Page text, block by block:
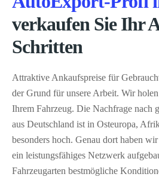
verkaufen Sie Ihr
Schritten
Attraktive Ankaufspreise für
der Grund für unsere Arbeit. Wir holen
Ihrem Fahrzeug. Die Nachfrage nach
aus Deutschland ist in Osteuropa,
besonders hoch. Genau dort haben
ein leistungsfähiges Netzwerk
Fahrzeugarten bestmögliche